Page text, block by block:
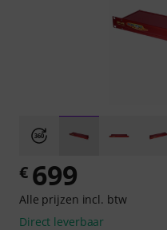
€ 699
Alle prijzen incl. btw
Direct leverbaar